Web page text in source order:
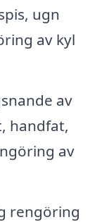
ugn
av kyl
av
handfat,
av
rengöring